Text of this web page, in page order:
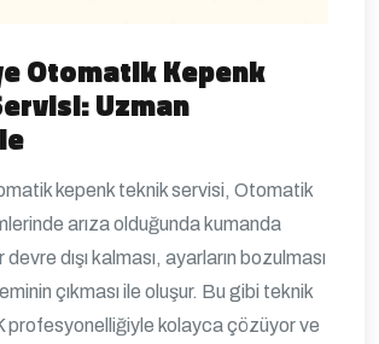
Otomatik Kepenk
Uzman
kepenk teknik servisi, Otomatik
arıza olduğunda kumanda
devre dışı kalması, ayarların bozulması
çıkması ile oluşur. Bu gibi teknik
profesyonelliğiyle kolayca çözüyor ve